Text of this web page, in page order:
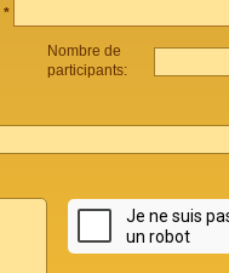
*
Nombre de
participants: